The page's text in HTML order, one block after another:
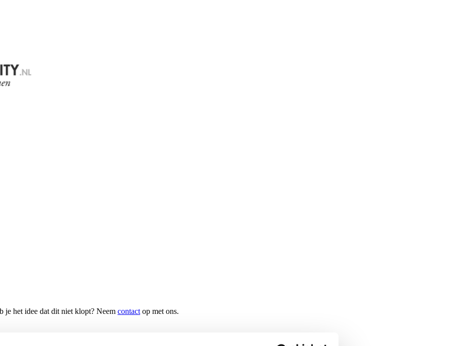
je het idee dat dit niet klopt? Neem contact op met ons.